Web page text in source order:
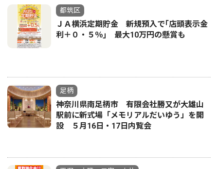
都筑区
ＪＡ横浜定期貯金 新規預入で｢店頭表示金
利＋０・５％｣ 最大10万円の懸賞も
足柄
神奈川県南足柄市 有限会社勝又が大雄山
駅前に新式場「メモリアルだいゆう」を開
設 ５月16日・17日内覧会